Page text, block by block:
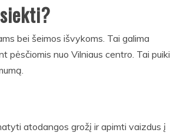
bei šeimos išvykoms. Tai galima
pėsčiomis nuo Vilniaus centro. Tai puiki
atodangos grožį ir apimti vaizdus į